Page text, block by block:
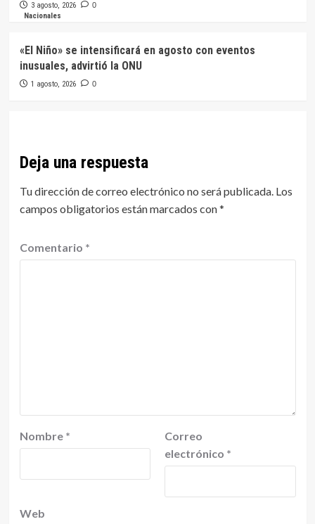
3 agosto, 2026 0
Nacionales
«El Niño» se intensificará en agosto con eventos
inusuales, advirtió la ONU
1 agosto, 2026 0
Deja una respuesta
Tu dirección de correo electrónico no será publicada. Los
campos obligatorios están marcados con*
Comentario *
Nombre *
Correo
electrónico *
Web